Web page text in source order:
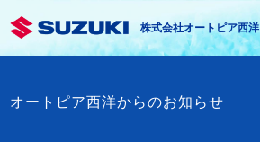
株式会社オートピア西洋
オートピア西洋からのお知らせ